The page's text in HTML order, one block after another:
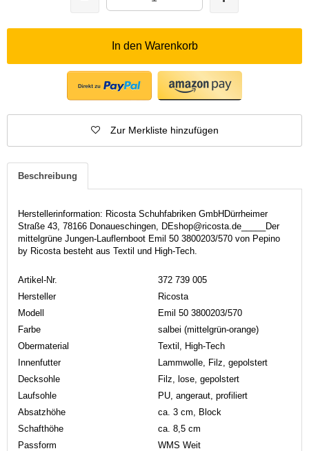
In den Warenkorb
Zur Merkliste hinzufügen
Beschreibung
Herstellerinformation: Ricosta Schuhfabriken GmbHDürrheimer
Straße 43, 78166 Donaueschingen, DEshop@ricosta.de_____Der
mittelgrüne Jungen-Lauflernboot Emil 50 3800203/570 von Pepino
by Ricosta besteht aus Textil und High-Tech.
Artikel-Nr.
372 739 005
Hersteller
Ricosta
Modell
Emil 50 3800203/570
Farbe
salbei (mittelgrün-orange)
Obermaterial
Textil, High-Tech
Innenfutter
Lammwolle, Filz, gepolstert
Decksohle
Filz, lose, gepolstert
Laufsohle
PU, angeraut, profiliert
Absatzhöhe
ca. 3 cm, Block
Schafthöhe
ca. 8,5 cm
Passform
WMS Weit